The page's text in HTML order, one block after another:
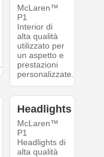
McLaren™
P1
Interior di
alta qualità
utilizzato per
un aspetto e
prestazioni
personalizzate.
Headlights
McLaren™
P1
Headlights di
alta qualità